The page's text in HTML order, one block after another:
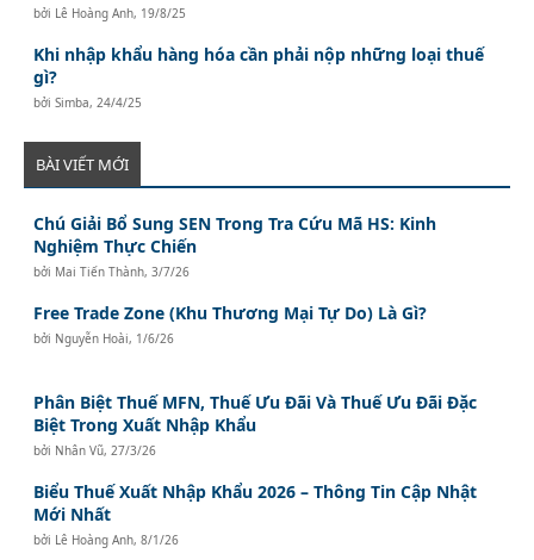
bởi Lê Hoàng Anh, 19/8/25
Khi nhập khẩu hàng hóa cần phải nộp những loại thuế
gì?
bởiSimba, 24/4/25
BÀI VIẾT MỚI
Chú Giải Bổ Sung SEN Trong Tra Cứu Mã HS: Kinh
Nghiệm Thực Chiến
bởi Mai Tiến Thành,3/7/26
Free Trade Zone (Khu Thương Mại Tự Do) Là Gì?
bởi Nguyễn Hoài, 1/6/26
Phân Biệt Thuế MFN, Thuế Ưu Đãi Và Thuế Ưu Đãi Đặc
Biệt Trong Xuất Nhập Khẩu
bởi Nhân Vũ, 27/3/26
Biểu Thuế Xuất Nhập Khẩu 2026 – Thông Tin Cập Nhật
Mới Nhất
bởi Lê Hoàng Anh,8/1/26